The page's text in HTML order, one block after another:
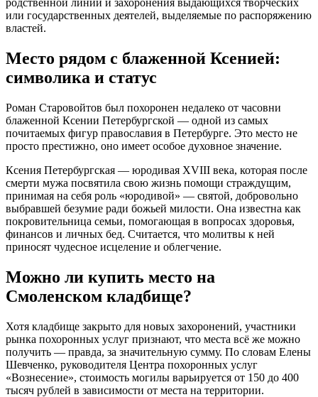
родственной линии и захоронения выдающихся творческих
или государственных деятелей, выделяемые по распоряжению
властей.
Место рядом с блаженной Ксенией:
символика и статус
Роман Старовойтов был похоронен недалеко от часовни
блаженной Ксении Петербургской — одной из самых
почитаемых фигур православия в Петербурге. Это место не
просто престижно, оно имеет особое духовное значение.
Ксения Петербургская — юродивая XVIII века, которая после
смерти мужа посвятила свою жизнь помощи страждущим,
принимая на себя роль «юродивой» — святой, добровольно
выбравшей безумие ради божьей милости. Она известна как
покровительница семьи, помогающая в вопросах здоровья,
финансов и личных бед. Считается, что молитвы к ней
приносят чудесное исцеление и облегчение.
Можно ли купить место на
Смоленском кладбище?
Хотя кладбище закрыто для новых захоронений, участники
рынка похоронных услуг признают, что места всё же можно
получить — правда, за значительную сумму. По словам Елены
Шевченко, руководителя Центра похоронных услуг
«Вознесение», стоимость могилы варьируется от 150 до 400
тысяч рублей в зависимости от места на территории.